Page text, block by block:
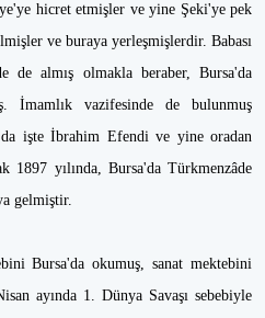
hicret etmişler ve yine Şeki'ye pek
ve buraya yerleşmişlerdir. Babası
de almış olmakla beraber, Bursa'da
İmamlık vazifesinde de bulunmuş
işte İbrahim Efendi ve yine oradan
1897 yılında, Bursa'da Türkmenzâde
gelmiştir.
Bursa'da okumuş, sanat mektebini
ayında 1. Dünya Savaşı sebebiyle